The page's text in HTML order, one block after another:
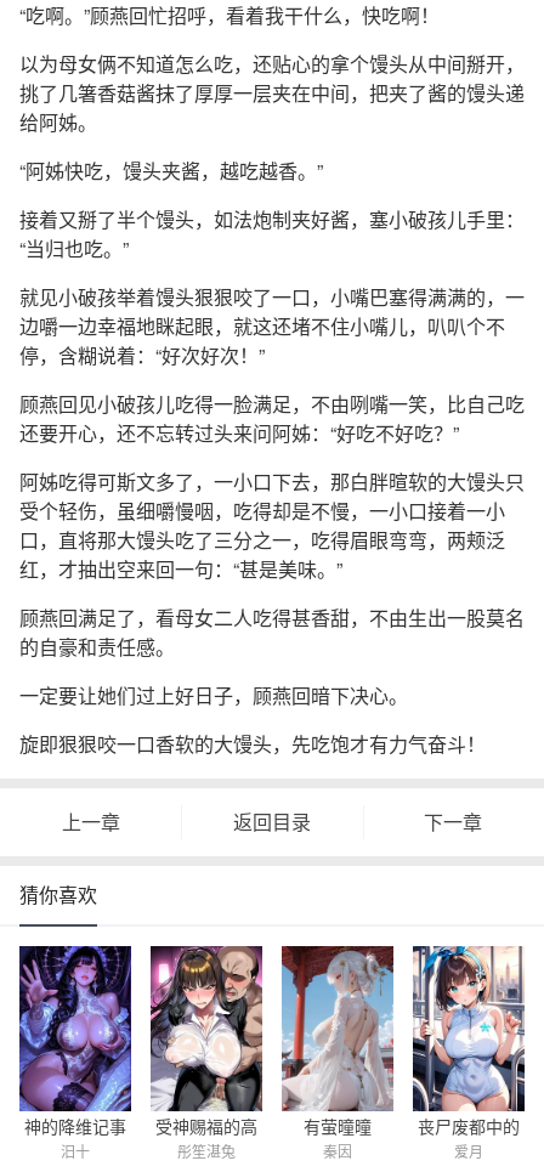
“吃啊。”顾燕回忙招呼，看着我干什么，快吃啊！
以为母女俩不知道怎么吃，还贴心的拿个馒头从中间掰开，
挑了几箸香菇酱抹了厚厚一层夹在中间，把夹了酱的馒头递
给阿姊。
“阿姊快吃，馒头夹酱，越吃越香。”
接着又掰了半个馒头，如法炮制夹好酱，塞小破孩儿手里：
“当归也吃。”
就见小破孩举着馒头狠狠咬了一口，小嘴巴塞得满满的，一
边嚼一边幸福地眯起眼，就这还堵不住小嘴儿，叭叭个不
停，含糊说着：“好次好次！”
顾燕回见小破孩儿吃得一脸满足，不由咧嘴一笑，比自己吃
还要开心，还不忘转过头来问阿姊：“好吃不好吃？”
阿姊吃得可斯文多了，一小口下去，那白胖暄软的大馒头只
受个轻伤，虽细嚼慢咽，吃得却是不慢，一小口接着一小
口，直将那大馒头吃了三分之一，吃得眉眼弯弯，两颊泛
红，才抽出空来回一句：“甚是美味。”
顾燕回满足了，看母女二人吃得甚香甜，不由生出一股莫名
的自豪和责任感。
一定要让她们过上好日子，顾燕回暗下决心。
旋即狠狠咬一口香软的大馒头，先吃饱才有力气奋斗！
上一章 返回目录 下一章
猜你喜欢
神的降维记事
簿
汨十
受神赐福的高
原魔女，被一
彤笙湛兔
有萤曈曈
秦因
丧尸废都中的
求生日记
爱月